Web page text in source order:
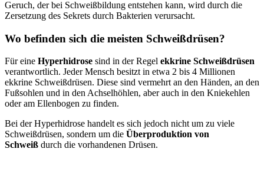
Geruch, der bei Schweißbildung entstehen kann, wird durch die
Zersetzung des Sekrets durch Bakterien verursacht.
Wo befinden sich die meisten Schweißdrüsen?
Für eine Hyperhidrose sind in der Regel ekkrine Schweißdrüsen
verantwortlich. Jeder Mensch besitzt in etwa 2 bis 4 Millionen
ekkrine Schweißdrüsen. Diese sind vermehrt an den Händen, an den
Fußsohlen und in den Achselhöhlen, aber auch in den Kniekehlen
oder am Ellenbogen zu finden.
Bei der Hyperhidrose handelt es sich jedoch nicht um zu viele
Schweißdrüsen, sondern um die Überproduktion von
Schweiß durch die vorhandenen Drüsen.